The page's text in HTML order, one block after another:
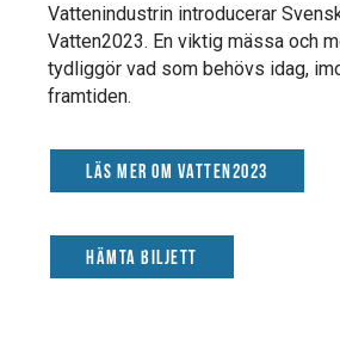
Vattenindustrin introducerar
Vatten2023. En viktig mässa och
tydliggör vad som behövs idag,
framtiden.
Läs mer om Vatten2023
Hämta biljett